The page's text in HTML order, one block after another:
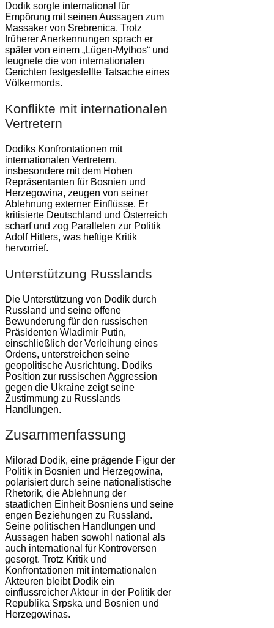
Dodik sorgte international für
Empörung mit seinen Aussagen zum
Massaker von Srebrenica. Trotz
früherer Anerkennungen sprach er
später von einem „Lügen-Mythos“ und
leugnete die von internationalen
Gerichten festgestellte Tatsache eines
Völkermords.
Konflikte mit internationalen
Vertretern
Dodiks Konfrontationen mit
internationalen Vertretern,
insbesondere mit dem Hohen
Repräsentanten für Bosnien und
Herzegowina, zeugen von seiner
Ablehnung externer Einflüsse. Er
kritisierte Deutschland und Österreich
scharf und zog Parallelen zur Politik
Adolf Hitlers, was heftige Kritik
hervorrief.
Unterstützung Russlands
Die Unterstützung von Dodik durch
Russland und seine offene
Bewunderung für den russischen
Präsidenten Wladimir Putin,
einschließlich der Verleihung eines
Ordens, unterstreichen seine
geopolitische Ausrichtung. Dodiks
Position zur russischen Aggression
gegen die Ukraine zeigt seine
Zustimmung zu Russlands
Handlungen.
Zusammenfassung
Milorad Dodik, eine prägende Figur der
Politik in Bosnien und Herzegowina,
polarisiert durch seine nationalistische
Rhetorik, die Ablehnung der
staatlichen Einheit Bosniens und seine
engen Beziehungen zu Russland.
Seine politischen Handlungen und
Aussagen haben sowohl national als
auch international für Kontroversen
gesorgt. Trotz Kritik und
Konfrontationen mit internationalen
Akteuren bleibt Dodik ein
einflussreicher Akteur in der Politik der
Republika Srpska und Bosnien und
Herzegowinas.